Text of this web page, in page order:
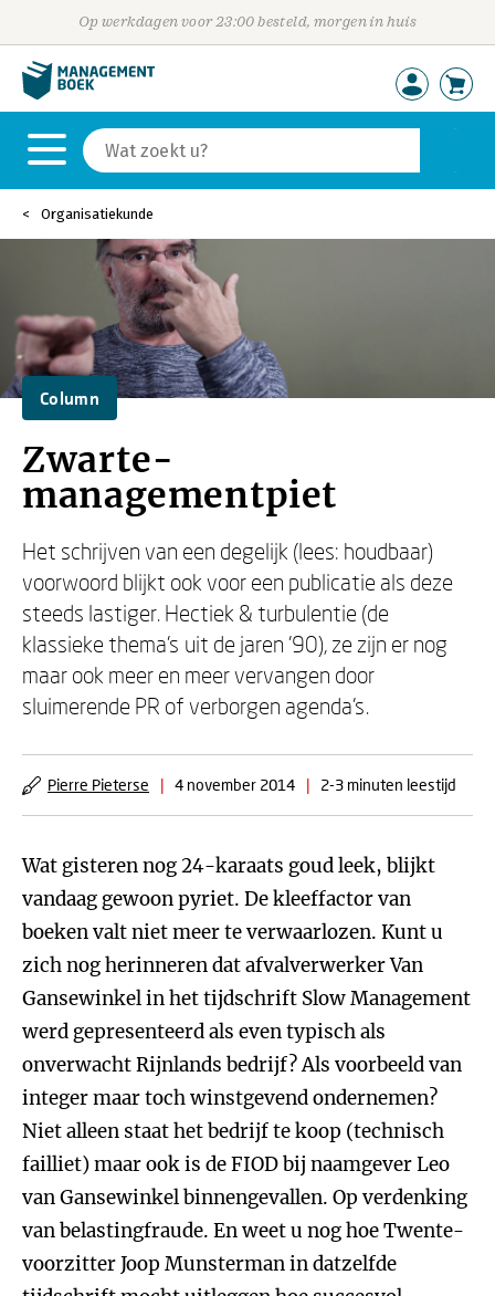
Op werkdagen voor 23:00 besteld, morgen in huis
Organisatiekunde
Column
Zwarte-
managementpiet
Het schrijven van een degelijk (lees: houdbaar)
voorwoord blijkt ook voor een publicatie als deze
steeds lastiger. Hectiek & turbulentie (de
klassieke thema’s uit de jaren ’90), ze zijn er nog
maar ook meer en meer vervangen door
sluimerende PR of verborgen agenda’s.
Pierre Pieterse | 4 november 2014 | 2-3 minuten leestijd
Wat gisteren nog 24-karaats goud leek, blijkt
vandaag gewoon pyriet. De kleeffactor van
boeken valt niet meer te verwaarlozen. Kunt u
zich nog herinneren dat afvalverwerker Van
Gansewinkel in het tijdschrift Slow Management
werd gepresenteerd als even typisch als
onverwacht Rijnlands bedrijf? Als voorbeeld van
integer maar toch winstgevend ondernemen?
Niet alleen staat het bedrijf te koop (technisch
failliet) maar ook is de FIOD bij naamgever Leo
van Gansewinkel binnengevallen. Op verdenking
van belastingfraude. En weet u nog hoe Twente-
voorzitter Joop Munsterman in datzelfde